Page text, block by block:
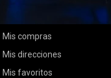
Mis compras
Mis direcciones
Mis favoritos